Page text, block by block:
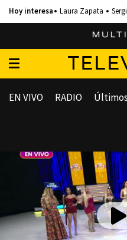
Laura Zapata
EN VIVO RADIO